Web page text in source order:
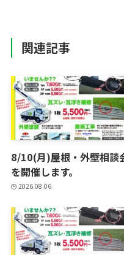
関連記事
8/10(月)屋根・外壁相談
を開催します。
2026.08.06